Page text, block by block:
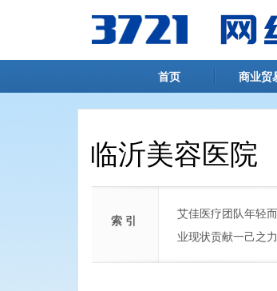
首页 商业贸
临沂美容医院
索 引
艾佳医疗团队年轻
业现状贡献一己之力